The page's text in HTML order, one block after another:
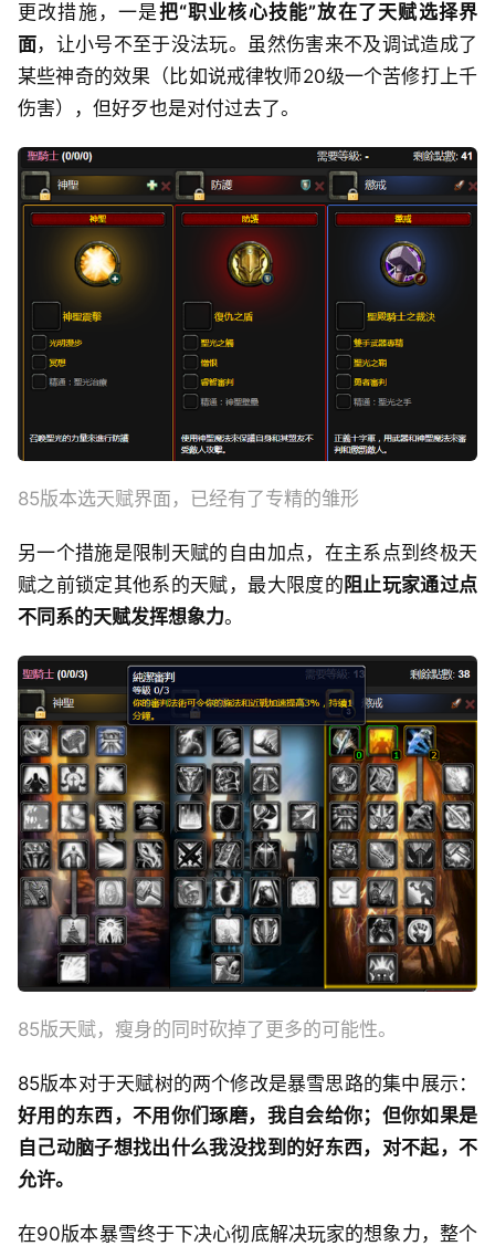
更改措施，一是把“职业核心技能”放在了天赋选择界
面，让小号不至于没法玩。虽然伤害来不及调试造成了
某些神奇的效果（比如说戒律牧师20级一个苦修打上千
伤害），但好歹也是对付过去了。
85版本选天赋界面，已经有了专精的雏形
另一个措施是限制天赋的自由加点，在主系点到终极天
赋之前锁定其他系的天赋，最大限度的 阻止玩家通过点
不同系的天赋发挥想象力。
85版天赋，瘦身的同时砍掉了更多的可能性。
85版本对于天赋树的两个修改是暴雪思路的集中展示：
好用的东西，不用你们琢磨，我自会给你；但你如果是
自己动脑子想找出什么我没找到的好东西，对不起，不
允许。
在90版本暴雪终于下决心彻底解决玩家的想象力，整个